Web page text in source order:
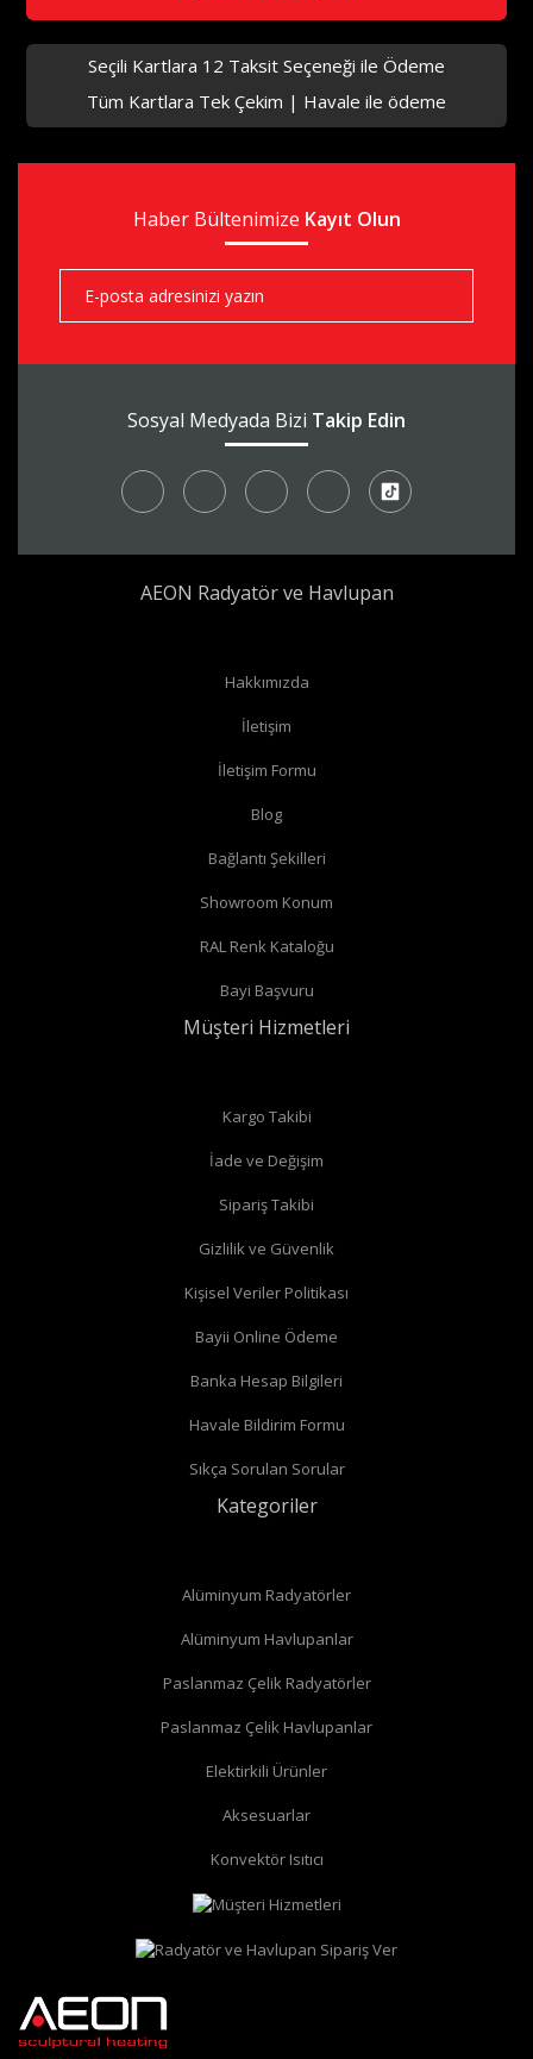
Seçili Kartlara 12 Taksit Seçeneği ile Ödeme
Tüm Kartlara Tek Çekim | Havale ile ödeme
Haber Bültenimize Kayıt Olun
Sosyal Medyada Bizi Takip Edin
AEON Radyatör ve Havlupan
Hakkımızda
İletişim
İletişim Formu
Blog
Bağlantı Şekilleri
Showroom Konum
RAL Renk Kataloğu
Bayi Başvuru
Müşteri Hizmetleri
Kargo Takibi
İade ve Değişim
Sipariş Takibi
Gizlilik ve Güvenlik
Kişisel Veriler Politikası
Bayii Online Ödeme
Banka Hesap Bilgileri
Havale Bildirim Formu
Sıkça Sorulan Sorular
Kategoriler
Alüminyum Radyatörler
Alüminyum Havlupanlar
Paslanmaz Çelik Radyatörler
Paslanmaz Çelik Havlupanlar
Elektirkili Ürünler
Aksesuarlar
Konvektör Isıtıcı